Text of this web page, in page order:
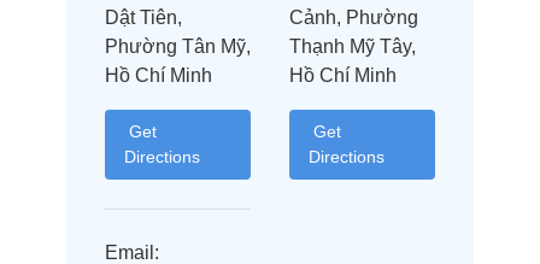
Dật Tiên,
Phường Tân Mỹ,
Hồ Chí Minh
Get
Directions
Cảnh, Phường
Thạnh Mỹ Tây,
Hồ Chí Minh
Get
Directions
Email: